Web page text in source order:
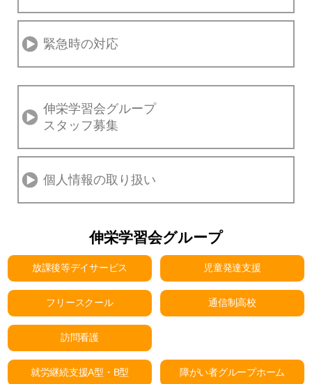
緊急時の対応
伸栄学習会グループ
スタッフ募集
個人情報の取り扱い
伸栄学習会グループ
放課後等デイサービス 児童発達支援
フリースクール 通信制高校
訪問看護
就労継続支援A型・B型 障がい者グループホーム